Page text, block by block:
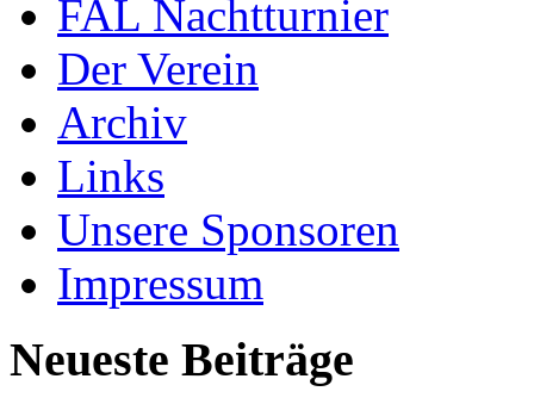
FAL Nachtturnier
Der Verein
Archiv
Links
Unsere Sponsoren
Impressum
Neueste Beiträge